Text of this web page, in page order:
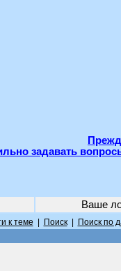
задавать
Ваше
к теме Поиск| Поиск по